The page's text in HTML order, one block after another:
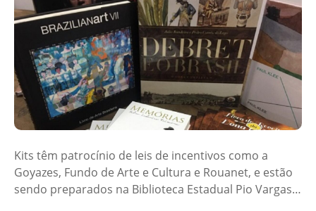
Kits têm patrocínio de leis de incentivos como a
Goyazes, Fundo de Arte e Cultura e Rouanet, e estão
sendo preparados na Biblioteca Estadual Pio Vargas…